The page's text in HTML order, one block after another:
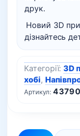
друк.
Новий 3D
дізнайтесь
Артикул:43790
Категорії: 3D
хобі,